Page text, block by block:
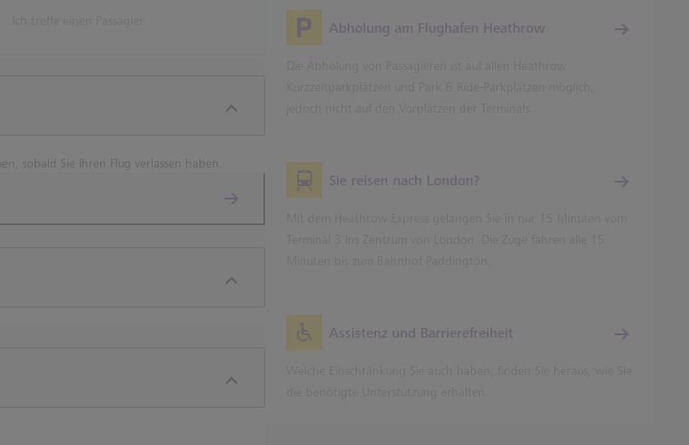
sobald Sie Ihren Flug verlassen haben.
Abholung am Flughafen Heathrow
Sie reisen nach London?
Assistenz und Barrierefreiheit